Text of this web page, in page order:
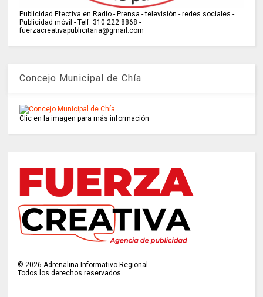
Publicidad Efectiva en Radio - Prensa - televisión - redes sociales -
Publicidad móvil - Telf: 310 222 8868 -
fuerzacreativapublicitaria@gmail.com
Concejo Municipal de Chía
Clic en la imagen para más información
© 2026 Adrenalina Informativo Regional
Todos los derechos reservados.